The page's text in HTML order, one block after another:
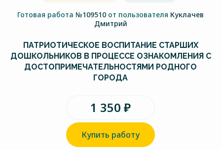
Готовая работа №109510 от пользователя Куклачев
Дмитрий
ПАТРИОТИЧЕСКОЕ ВОСПИТАНИЕ СТАРШИХ
ДОШКОЛЬНИКОВ В ПРОЦЕССЕ ОЗНАКОМЛЕНИЯ С
ДОСТОПРИМЕЧАТЕЛЬНОСТЯМИ РОДНОГО
ГОРОДА
1 350 ₽
Купить работу